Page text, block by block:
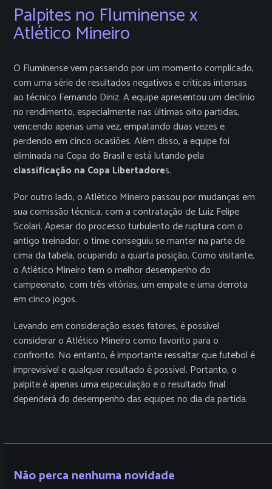
Palpites no Fluminense x
Atlético Mineiro
O Fluminense vem passando por um momento complicado,
com uma série de resultados negativos e críticas intensas
ao técnico Fernando Diniz. A equipe apresentou um declínio
no rendimento, especialmente nas últimas oito partidas,
vencendo apenas uma vez, empatando duas vezes e
perdendo em cinco ocasiões. Além disso, a equipe foi
eliminada na Copa do Brasil e está lutando pela
classificação na Copa Libertadores.
Por outro lado, o Atlético Mineiro passou por mudanças em
sua comissão técnica, com a contratação de Luiz Felipe
Scolari. Apesar do processo turbulento de ruptura com o
antigo treinador, o time conseguiu se manter na parte de
cima da tabela, ocupando a quarta posição. Como visitante,
o Atlético Mineiro tem o melhor desempenho do
campeonato, com três vitórias, um empate e uma derrota
em cinco jogos.
Levando em consideração esses fatores, é possível
considerar o Atlético Mineiro como favorito para o
confronto. No entanto, é importante ressaltar que futebol é
imprevisível e qualquer resultado é possível. Portanto, o
palpite é apenas uma especulação e o resultado final
dependerá do desempenho das equipes no dia da partida.
Não perca nenhuma novidade